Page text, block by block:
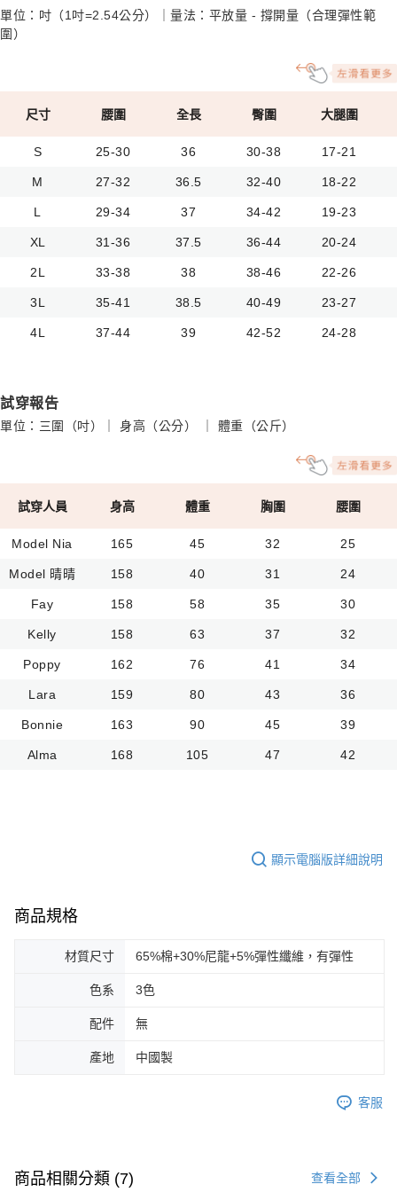
單位：吋（1吋=2.54公分）｜量法：平放量 - 撐開量（合理彈性範
圍）
尺寸 腰圍 全長 臀圍 大腿圍
S 25-30 36 30-38 17-21
M 27-32 36.5 32-40 18-22
L 29-34 37 34-42 19-23
XL 31-36 37.5 36-44 20-24
2L 33-38 38 38-46 22-26
3L 35-41 38.5 40-49 23-27
4L 37-44 39 42-52 24-28
試穿報告
單位：三圍（吋）｜ 身高（公分） ｜ 體重（公斤）
試穿人員 身高 體重 胸圍 腰圍
Model Nia 165 45 32 25
Model 晴晴 158 40 31 24
Fay 158 58 35 30
Kelly 158 63 37 32
Poppy 162 76 41 34
Lara 159 80 43 36
Bonnie 163 90 45 39
Alma 168 105 47 42
顯示電腦版詳細說明
商品規格
材質尺寸 65%棉+30%尼龍+5%彈性纖維，有彈性
色系 3色
配件 無
產地 中國製
客服
商品相關分類 (7) 查看全部